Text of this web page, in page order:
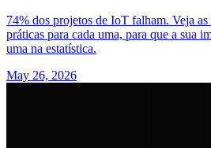
74% dos projetos de IoT falham. Veja as
práticas para cada uma, para que a sua
uma na estatística.
May 26, 2026